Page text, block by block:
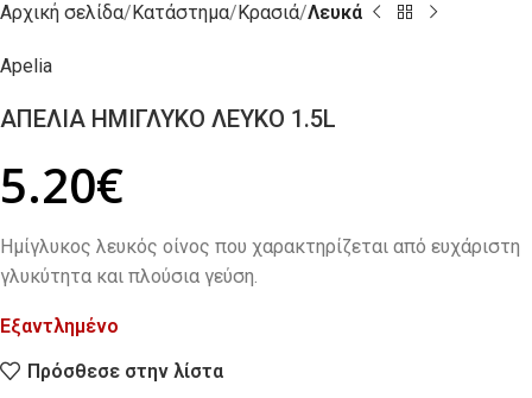
Αρχική σελίδα Κατάστημα Κρασιά Λευκά
Apelia
ΑΠΕΛΙΑ ΗΜΙΓΛΥΚΟ ΛΕΥΚΟ 1.5L
5.20€
Ημίγλυκος λευκός οίνος που χαρακτηρίζεται από ευχάριστη
γλυκύτητα και πλούσια γεύση.
Εξαντλημένο
Πρόσθεσε στην λίστα